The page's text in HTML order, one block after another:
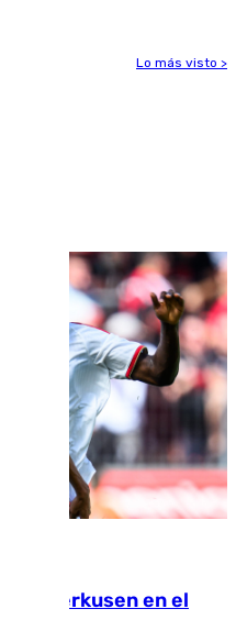
Lo más visto >
Leverkusen en el